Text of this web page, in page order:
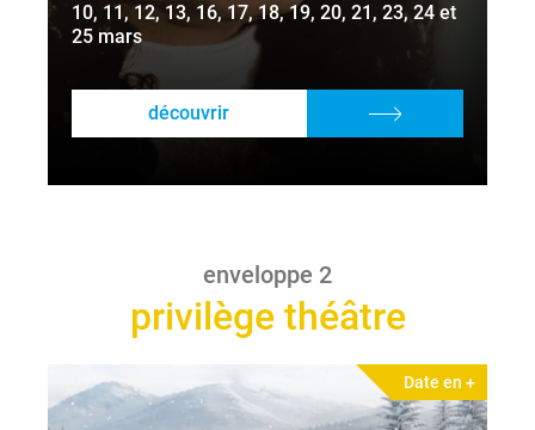
10, 11, 12, 13, 16, 17, 18, 19, 20, 21, 23, 24 et
25 mars
découvrir
enveloppe 2
privilège théâtre
Date en +